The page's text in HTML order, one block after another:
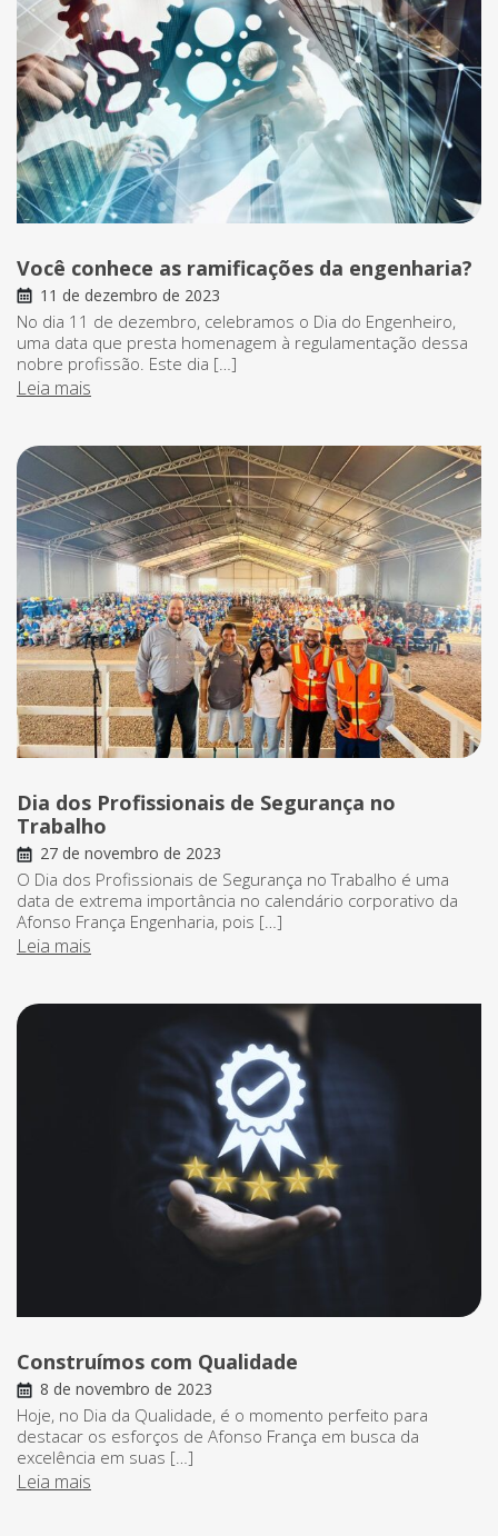
Você conhece as ramificações da engenharia?
11 de dezembro de 2023
No dia 11 de dezembro, celebramos o Dia do Engenheiro,
uma data que presta homenagem à regulamentação dessa
nobre profissão. Este dia […]
Leia mais
Dia dos Profissionais de Segurança no
Trabalho
27 de novembro de 2023
O Dia dos Profissionais de Segurança no Trabalho é uma
data de extrema importância no calendário corporativo da
Afonso França Engenharia, pois […]
Leia mais
Construímos com Qualidade
8 de novembro de 2023
Hoje, no Dia da Qualidade, é o momento perfeito para
destacar os esforços de Afonso França em busca da
excelência em suas […]
Leia mais